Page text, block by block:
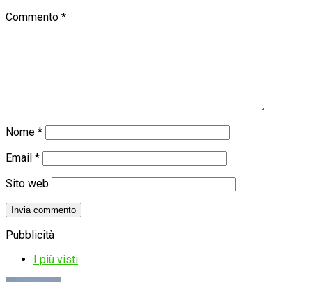
Commento *
Nome *
Email *
Sito web
Pubblicità
I più visti